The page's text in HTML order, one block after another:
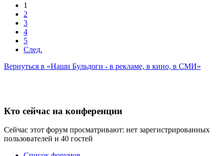
1
2
3
4
5
След.
Вернуться в «Наши Бульдоги - в рекламе, в кино, в СМИ»
Кто сейчас на конференции
Сейчас этот форум просматривают: нет зарегистрированных
пользователей и 40 гостей